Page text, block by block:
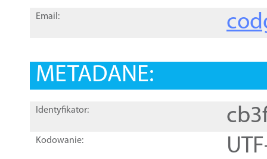
Email:
METADANE:
Identyfikator:
Kodowanie: